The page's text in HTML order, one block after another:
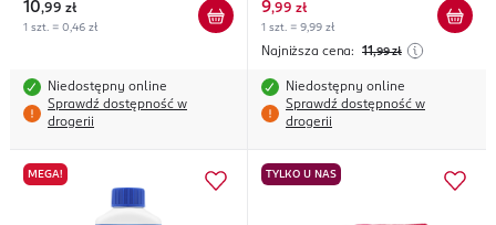
10,99 zł
1 szt. = 0,46 zł
Niedostępny online
Sprawdź dostępność w
drogerii
9,99 zł
1 szt. = 9,99 zł
Najniższa cena: 11,99 zł
Niedostępny online
Sprawdź dostępność w
drogerii
MEGA! TYLKO U NAS